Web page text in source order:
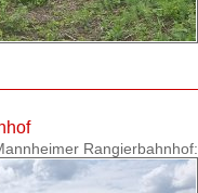
Rangierbahnhof: